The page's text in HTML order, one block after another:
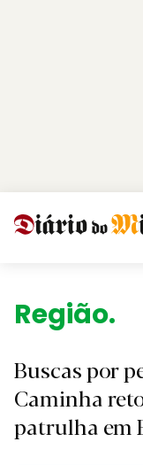
Região.
Buscas por
Caminha
patrulha em